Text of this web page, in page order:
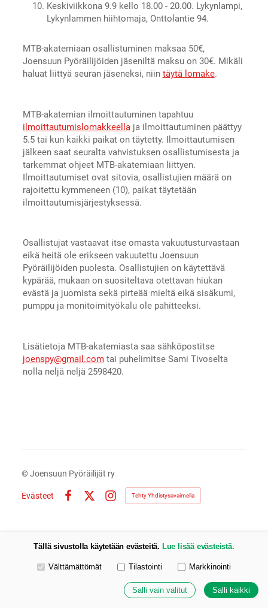
Keskiviikkona 9.9 kello 18.00 - 20.00. Lykynlampi,
Lykynlammen hiihtomaja, Onttolantie 94.
MTB-akatemiaan osallistuminen maksaa 50€,
Joensuun Pyöräilijöiden jäseniltä maksu on 30€. Mikäli
haluat liittyä seuran jäseneksi, niin täytä lomake.
MTB-akatemian ilmoittautuminen tapahtuu
ilmoittautumislomakkeella ja ilmoittautuminen päättyy
5.5 tai kun kaikki paikat on täytetty. Ilmoittautumisen
jälkeen saat seuralta vahvistuksen osallistumisesta ja
tarkemmat ohjeet MTB-akatemiaan liittyen.
Ilmoittautumiset ovat sitovia, osallistujien määrä on
rajoitettu kymmeneen (10), paikat täytetään
ilmoittautumisjärjestyksessä.
Osallistujat vastaavat itse omasta vakuutusturvastaan
eikä heitä ole erikseen vakuutettu Joensuun
Pyöräilijöiden puolesta. Osallistujien on käytettävä
kypärää, mukaan on suositeltava otettavan hiukan
evästä ja juomista sekä pirteää mieltä eikä sisäkumi,
pumppu ja monitoimityökalu ole pahitteeksi.
Lisätietoja MTB-akatemiasta saa sähköpostitse
joenspy@gmail.comtai puhelimitse Sami Tivoselta
nolla neljä neljä 2598420.
©Joensuun Pyöräilijät ry
Evästeet
Instagram
Tehty Yhdistysavaimella
Tällä sivustolla käytetään evästeitä. Lue lisää evästeistä.
Valitse käytettävät evästeet
Välttämättömät Tilastointi Markkinointi
Salli vain valitut Salli kaikki